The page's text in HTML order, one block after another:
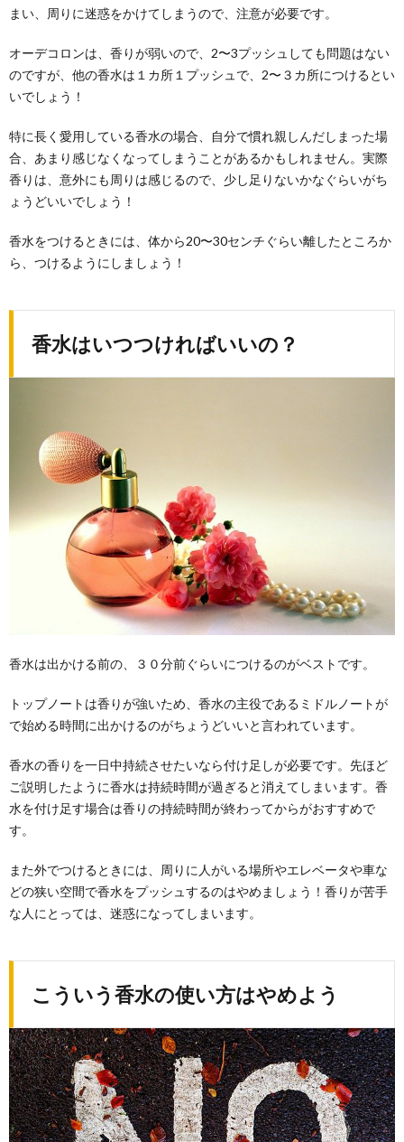
まい、周りに迷惑をかけてしまうので、注意が必要です。
オーデコロンは、香りが弱いので、2〜3プッシュしても問題はない
のですが、他の香水は１カ所１プッシュで、2〜３カ所につけるとい
いでしょう！
特に長く愛用している香水の場合、自分で慣れ親しんだしまった場
合、あまり感じなくなってしまうことがあるかもしれません。実際
香りは、意外にも周りは感じるので、少し足りないかなぐらいがち
ょうどいいでしょう！
香水をつけるときには、体から20〜30センチぐらい離したところか
ら、つけるようにしましょう！
香水はいつつければいいの？
香水は出かける前の、３０分前ぐらいにつけるのがベストです。
トップノートは香りが強いため、香水の主役であるミドルノートが
で始める時間に出かけるのがちょうどいいと言われています。
香水の香りを一日中持続させたいなら付け足しが必要です。先ほど
ご説明したように香水は持続時間が過ぎると消えてしまいます。香
水を付け足す場合は香りの持続時間が終わってからがおすすめで
す。
また外でつけるときには、周りに人がいる場所やエレベータや車な
どの狭い空間で香水をプッシュするのはやめましょう！香りが苦手
な人にとっては、迷惑になってしまいます。
こういう香水の使い方はやめよう